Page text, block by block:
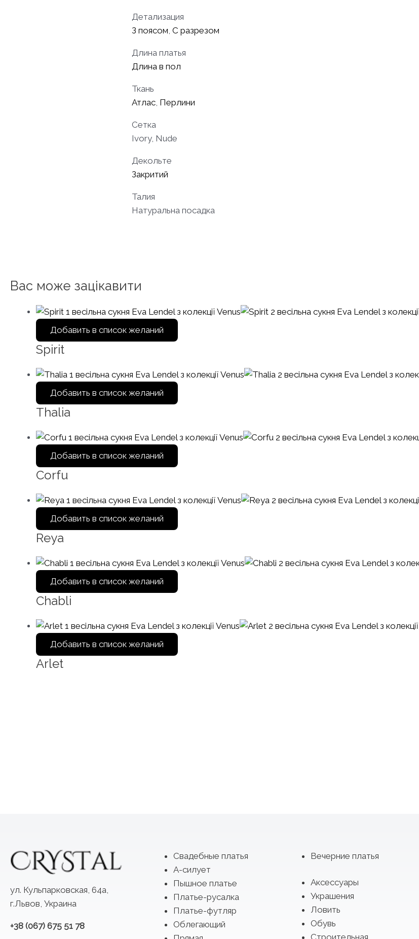
Детализация
З поясом С разрезом
Длина платья
Длина в пол
Ткань
Атлас Перлини
Сетка
Ivory, Nude
Декольте
Закритий
Талия
Натуральна посадка
Вас може зацікавити
Добавить в список желаний
Spirit
Добавить в список желаний
Thalia
Добавить в список желаний
Corfu
Добавить в список желаний
Reya
Добавить в список желаний
Chabli
Добавить в список желаний
Arlet
ул. Кульпарковская, 64а,
г.Львов, Украина
+38 (067) 675 51 78
Свадебные платья
А-силует
Пышное платье
Платье-русалка
Платье-футляр
Облегающий
Вечерние платья
Аксессуары
Украшения
Ловить
Обувь
Строительная